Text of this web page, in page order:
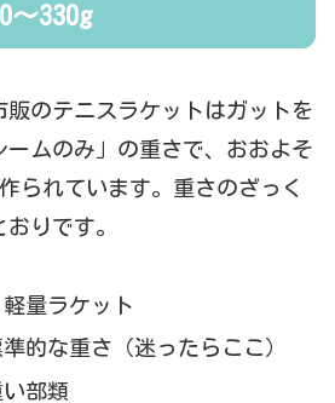
〜330g
販のテニスラケットはガットを
ームのみ」の重さで、おおよそ
られています。重さのざっく
りです。
量ラケット
な重さ（迷ったらここ）
部類